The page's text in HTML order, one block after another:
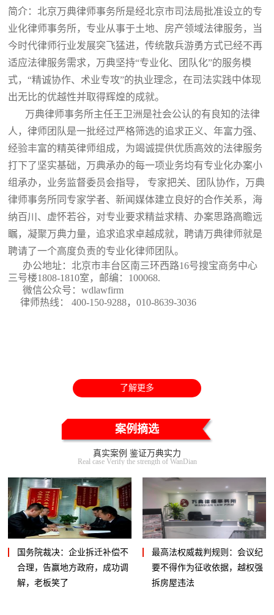
简介：北京万典律师事务所是经北京市司法局批准设立的专
业化律师事务所，专业从事于土地、房产领域法律服务，当
今时代律师行业发展突飞猛进，传统散兵游勇方式已经不再
适应法律服务需求，万典坚持“专业化、团队化”的服务模
式，“精诚协作、术业专攻”的执业理念，在司法实践中体现
出无比的优越性并取得辉煌的成就。
万典律师事务所主任王卫洲是社会公认的有良知的法律
人，律师团队是一批经过严格筛选的追求正义、年富力强、
经验丰富的精英律师组成，为竭诚提供优质高效的法律服务
打下了坚实基础，万典承办的每一项业务均有专业化办案小
组承办，业务监督委员会指导， 专家把关、团队协作，万典
律师事务所同专家学者、新闻媒体建立良好的合作关系，海
纳百川、虚怀若谷，对专业要求精益求精、办案思路高瞻远
瞩，凝聚万典力量，追求追求卓越成就，聘请万典律师就是
聘请了一个高度负责的专业化律师团队。
办公地址：北京市丰台区南三环西路16号搜宝商务中心
三号楼1808-1810室 ，邮编：100068.
微信公众号：wdlawfirm
律师热线： 400-150-9288，010-8639-3036
了解更多
案例摘选
真实案例 鉴证万典实力
Real case Verify the strength of WanDian
国务院裁决：企业拆迁补偿不
合理，告赢地方政府，成功调
解，老板笑了
最高法权威裁判规则：会议纪
要不得作为征收依据，越权强
拆房屋违法